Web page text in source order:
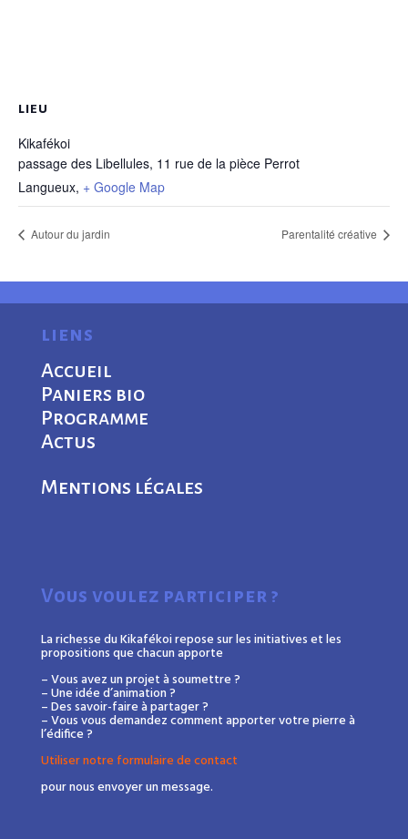
LIEU
Kikafékoi
passage des Libellules, 11 rue de la pièce Perrot
Langueux, + Google Map
Autour du jardin Parentalité créative
liens
Accueil
Paniers bio
Programme
Actus
Mentions légales
Vous voulez participer ?
La richesse du Kikafékoi repose sur les initiatives et les
propositions que chacun apporte
– Vous avez un projet à soumettre ?
– Une idée d’animation ?
– Des savoir-faire à partager ?
– Vous vous demandez comment apporter votre pierre à
l’édifice ?
Utiliser notre formulaire de contact
pour nous envoyer un message.